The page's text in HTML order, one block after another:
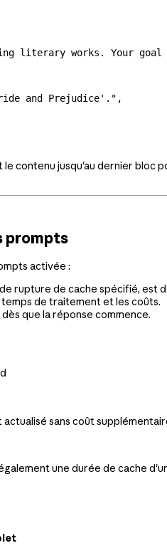
literary works. Your
and Prejudice'." ,
contenu jusqu'au dernier
prompts
activée :
rupture de cache spécifié, est
temps de traitement et les coûts.
que la réponse commence.
sans coût
une durée de cache